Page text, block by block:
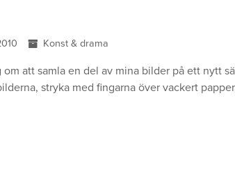
Konst & drama
om att samla en del av mina bilder på ett nytt
stryka med fingarna över vackert